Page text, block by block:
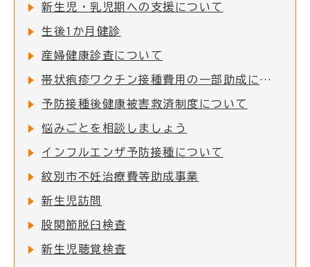
新生児・乳児期への支援について
生後1か月健診
産婦健康診査について
帯状疱疹ワクチン接種費用の一部助成について
予防接種後健康被害救済制度について
悩みごとを相談しましょう
インフルエンザ予防接種について
紋別市不妊治療費等助成事業
新生児訪問
股関節脱臼検査
新生児聴覚検査